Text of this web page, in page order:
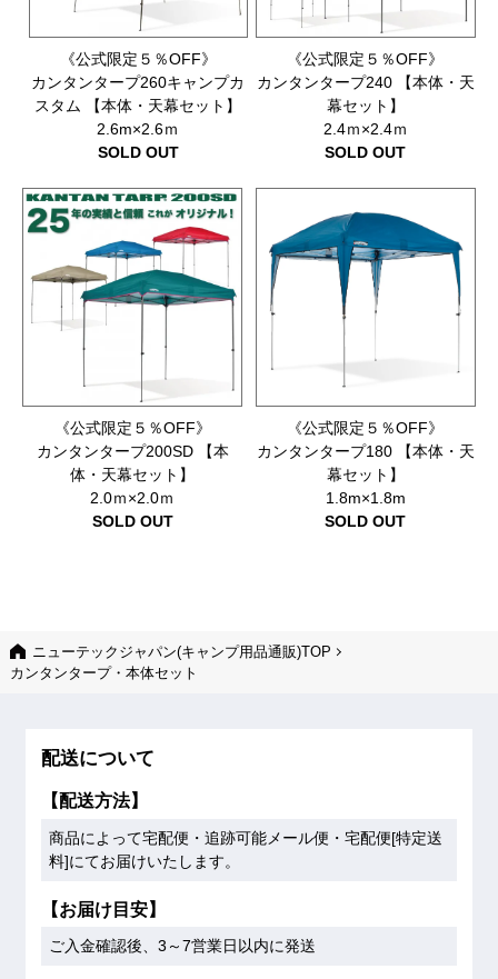
《公式限定５％OFF》
カンタンタープ260キャンプカ
スタム 【本体・天幕セット】
2.6m×2.6ｍ
SOLD OUT
《公式限定５％OFF》
カンタンタープ240 【本体・天
幕セット】
2.4ｍ×2.4ｍ
SOLD OUT
《公式限定５％OFF》
カンタンタープ200SD 【本
体・天幕セット】
2.0ｍ×2.0ｍ
SOLD OUT
《公式限定５％OFF》
カンタンタープ180 【本体・天
幕セット】
1.8m×1.8m
SOLD OUT
ニューテックジャパン(キャンプ用品通販)TOP
カンタンタープ・本体セット
配送について
【配送方法】
商品によって宅配便・追跡可能メール便・宅配便[特定送
料]にてお届けいたします。
【お届け目安】
ご入金確認後、3～7営業日以内に発送